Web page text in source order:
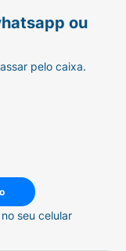
ou
pelo caixa.
seu celular